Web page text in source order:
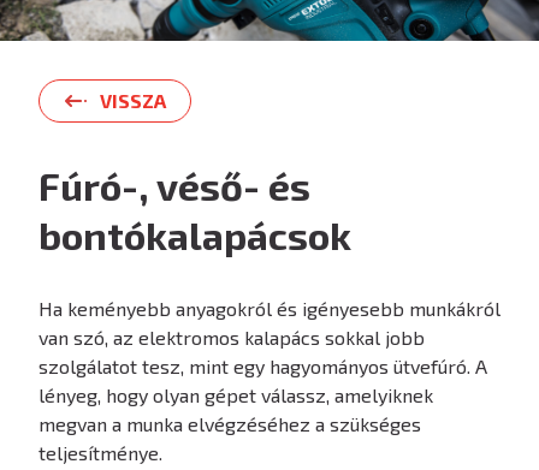
VISSZA
Fúró-, véső- és
bontókalapácsok
Ha keményebb anyagokról és igényesebb munkákról
van szó, az elektromos kalapács sokkal jobb
szolgálatot tesz, mint egy hagyományos ütvefúró. A
lényeg, hogy olyan gépet válassz, amelyiknek
megvan a munka elvégzéséhez a szükséges
teljesítménye.